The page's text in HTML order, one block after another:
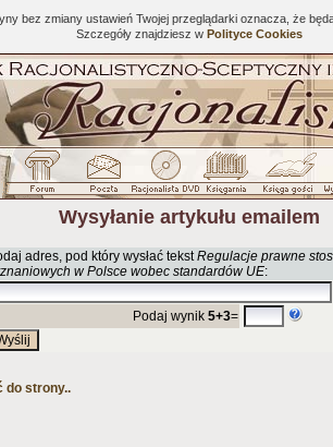
bez zmiany ustawień Twojej przeglądarki oznacza, że
Szczegóły znajdziesz w Polityce Cookies
Wysyłanie artykułu emailem
adres, pod który wysłać tekstRegulacje prawne
w Polsce wobec standardów UE:
Podaj wynik 5+3=
do strony..